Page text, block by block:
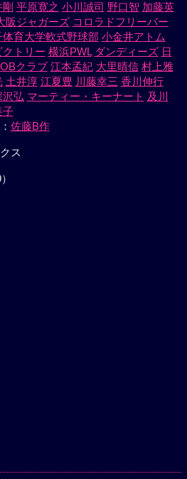
平原寛之 小川誠司 野口智 加藤英
阪ジャガーズ コロラドフリーバー
育大学軟式野球部 小金井アトム
トリー 横浜PWL ダンディーズ 日
クラブ 江本孟紀 大里晴信 村上雅
土井淳 江夏豊 川藤幸三 香川伸行
沢弘 マーティー・キーナート 及川
子
： 佐藤B作
ス